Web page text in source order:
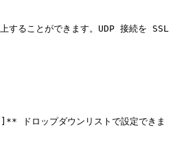
ることができます。UDP 接続を SSL
ロップダウンリストで設定できま